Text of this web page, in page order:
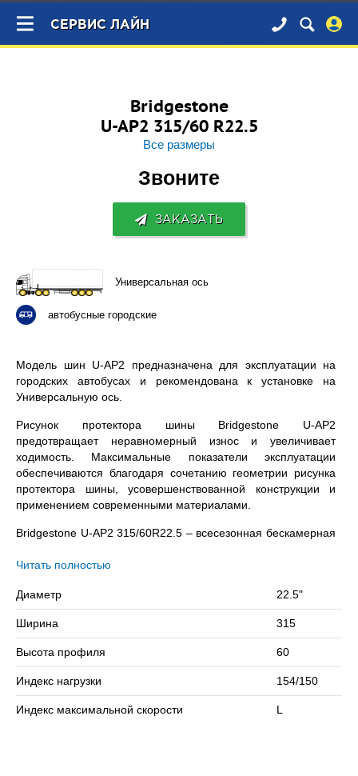
×
СЕРВИС ЛАЙН
Bridgestone
U-AP2 315/60 R22.5
Все размеры
Звоните
ЗАКАЗАТЬ
Универсальная ось
автобусные городские
Модель шин U-AP2 предназначена для эксплуатации на
городских автобусах и рекомендована к установке на
Универсальную ось.
Рисунок протектора шины Bridgestone U-AP2
предотвращает неравномерный износ и увеличивает
ходимость. Максимальные показатели эксплуатации
обеспечиваются благодаря сочетанию геометрии рисунка
протектора шины, усовершенствованной конструкции и
применением современными материалами.
Bridgestone U-AP2 315/60R22.5 – всесезонная бескамерная
(одинарная / двойная ошиновка) и максимальной
Сомневаетесь в выборе? Позвоните нам – подберем
подходящий вариант!
Читать полностью
Диаметр 22.5"
Ширина 315
Высота профиля 60
Индекс нагрузки 154/150
Индекс максимальной скорости L